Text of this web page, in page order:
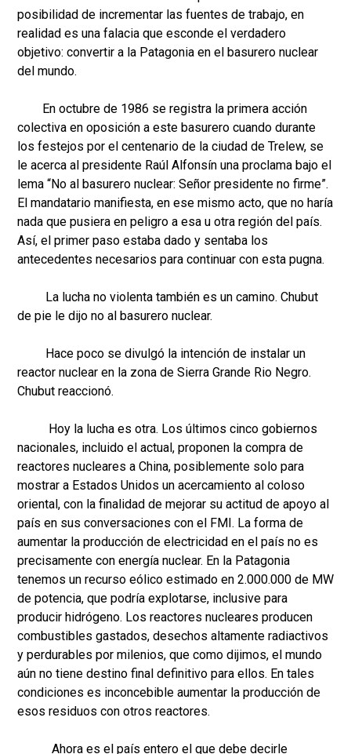
posibilidad de incrementar las fuentes de trabajo, en
realidad es una falacia que esconde el verdadero
objetivo: convertir a la Patagonia en el basurero nuclear
del mundo.
En octubre de 1986 se registra la primera acción
colectiva en oposición a este basurero cuando durante
los festejos por el centenario de la ciudad de Trelew, se
le acerca al presidente Raúl Alfonsín una proclama bajo el
lema “No al basurero nuclear: Señor presidente no firme”.
El mandatario manifiesta, en ese mismo acto, que no haría
nada que pusiera en peligro a esa u otra región del país.
Así, el primer paso estaba dado y sentaba los
antecedentes necesarios para continuar con esta pugna.
La lucha no violenta también es un camino. Chubut
de pie le dijo no al basurero nuclear.
Hace poco se divulgó la intención de instalar un
reactor nuclear en la zona de Sierra Grande Rio Negro.
Chubut reaccionó.
Hoy la lucha es otra. Los últimos cinco gobiernos
nacionales, incluido el actual, proponen la compra de
reactores nucleares a China, posiblemente solo para
mostrar a Estados Unidos un acercamiento al coloso
oriental, con la finalidad de mejorar su actitud de apoyo al
país en sus conversaciones con el FMI. La forma de
aumentar la producción de electricidad en el país no es
precisamente con energía nuclear. En la Patagonia
tenemos un recurso eólico estimado en 2.000.000 de MW
de potencia, que podría explotarse, inclusive para
producir hidrógeno. Los reactores nucleares producen
combustibles gastados, desechos altamente radiactivos
y perdurables por milenios, que como dijimos, el mundo
aún no tiene destino final definitivo para ellos. En tales
condiciones es inconcebible aumentar la producción de
esos residuos con otros reactores.
Ahora es el país entero el que debe decirle